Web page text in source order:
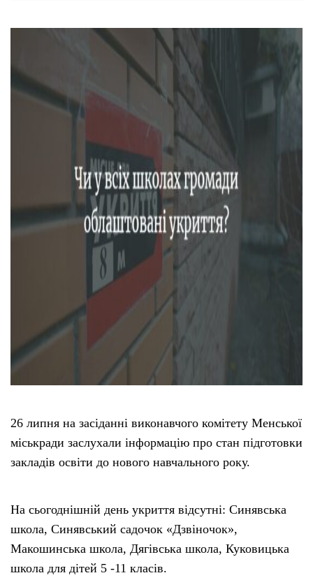
26 липня на засіданні виконавчого комітету Менської
міськради заслухали інформацію про стан підготовки
закладів освіти до нового навчального року.
На сьогоднішній день укриття відсутні: Синявська
школа, Синявський садочок «Дзвіночок»,
Макошинська школа, Дягівська школа, Куковицька
школа для дітей 5 -11 класів.